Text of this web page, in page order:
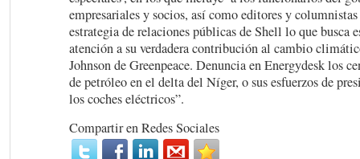
empresariales y socios, así como editores y
estrategia de relaciones públicas de Shell lo que busca
atención a su verdadera contribución al cambio
Johnson de Greenpeace. Denuncia en Energydesk los
de petróleo en el delta del Níger, o sus esfuerzos de
los coches eléctricos”.
Compartir en Redes Sociales